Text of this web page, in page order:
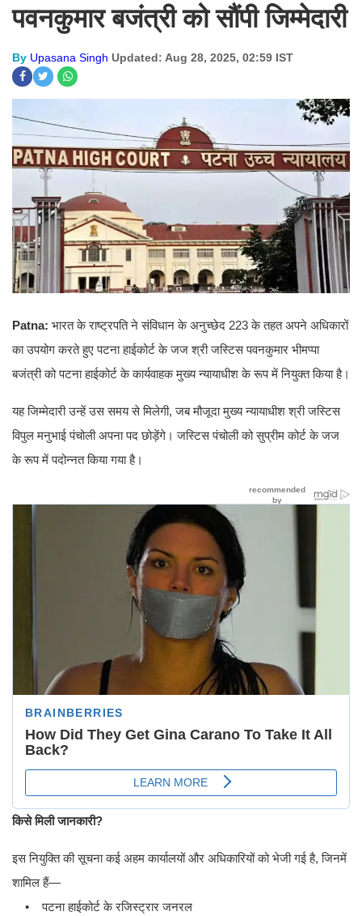
पवनकुमार बजंत्री को सौंपी जिम्मेदारी
By Upasana Singh Updated: Aug 28, 2025, 02:59 IST
Patna: भारत के राष्ट्रपति ने संविधान के अनुच्छेद 223 के तहत अपने अधिकारों
का उपयोग करते हुए पटना हाईकोर्ट के जज श्री जस्टिस पवनकुमार भीमप्पा
बजंत्री को पटना हाईकोर्ट के कार्यवाहक मुख्य न्यायाधीश के रूप में नियुक्त किया है।
यह जिम्मेदारी उन्हें उस समय से मिलेगी, जब मौजूदा मुख्य न्यायाधीश श्री जस्टिस
विपुल मनुभाई पंचोली अपना पद छोड़ेंगे। जस्टिस पंचोली को सुप्रीम कोर्ट के जज
के रूप में पदोन्नत किया गया है।
किसे मिली जानकारी?
इस नियुक्ति की सूचना कई अहम कार्यालयों और अधिकारियों को भेजी गई है, जिनमें
शामिल हैं—
• पटना हाईकोर्ट के रजिस्ट्रार जनरल